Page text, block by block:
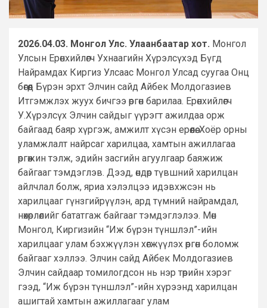
2026.04.03. Монгол Улс. Улаанбаатар хот. Монгол
Улсын Ерөнхийлөгч Ухнаагийн Хүрэлсүхэд Бүгд
Найрамдах Киргиз Улсаас Монгол Улсад суугаа Онц
бөгөөд Бүрэн эрхт Элчин сайд Айбек Молдогазиев
Итгэмжлэх жуух бичгээ өргөн барилаа. Ерөнхийлөгч
У.Хүрэлсүх Элчин сайдыг үүрэгт ажилдаа орж
байгаад баяр хүргэж, амжилт хүсэн ерөөлөө. Хоёр орны
уламжлалт найрсаг харилцаа, хамтын ажиллагаа
өргөжин тэлж, эдийн засгийн агуулгаар баяжиж
байгааг тэмдэглэв. Дээд, өндөр түвшний харилцан
айлчлал болж, яриа хэлэлцээ идэвхжсэн нь
харилцааг гүнзгийрүүлэн, ард түмний найрамдал,
нөхөрлөлийг бататгаж байгааг тэмдэглэлээ. Мөн
Монгол, Киргизийн “Иж бүрэн түншлэл”-ийн
харилцааг улам бэхжүүлэн хөгжүүлэх өргөн боломж
байгааг хэллээ. Элчин сайд Айбек Молдогазиев
Элчин сайдаар томилогдсон нь нэр төрийн хэрэг
гээд, “Иж бүрэн түншлэл”-ийн хүрээнд харилцан
ашигтай хамтын ажиллагааг улам